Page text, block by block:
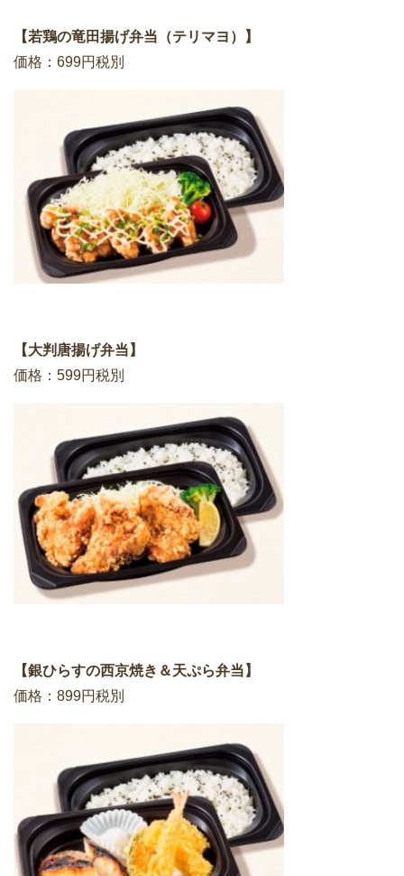
【若鶏の竜田揚げ弁当（テリマヨ）】
価格：699円税別
【大判唐揚げ弁当】
価格：599円税別
【銀ひらすの西京焼き＆天ぷら弁当】
価格：899円税別